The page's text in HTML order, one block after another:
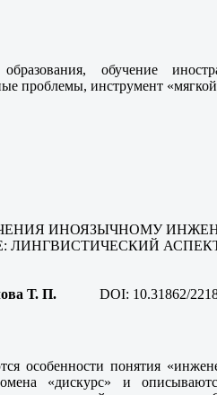
образования, обучение
проблемы, инструмент
ИНОЯЗЫЧНОМУ
ЛИНГВИСТИЧЕСКИЙ
Т. П. DOI: 10.31862/
особенности понятия
«дискурс» и